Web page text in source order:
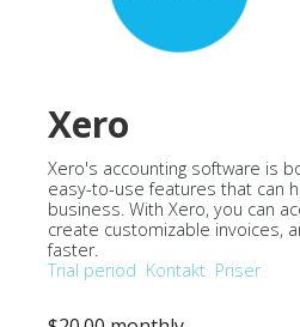
Xero
Xero's accounting software is
easy-to-use features that can
business. With Xero, you can
create customizable invoices,
faster.
Trial period Kontakt Priser